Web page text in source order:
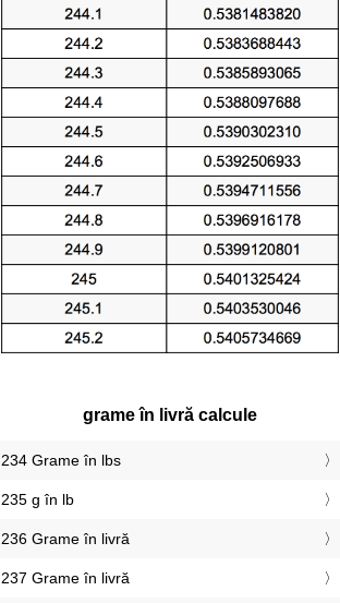
grame în livră calcule
234 Grame în lbs
235 g în lb
236 Grame în livră
237 Grame în livră